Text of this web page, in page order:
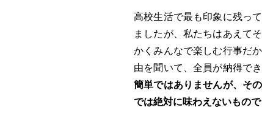
高校生活で最も印象に残っ
ましたが、私たちはあえて
かくみんなで楽しむ行事だ
由を聞いて、全員が納得で
簡単ではありませんが、そ
では絶対に味わえないもので